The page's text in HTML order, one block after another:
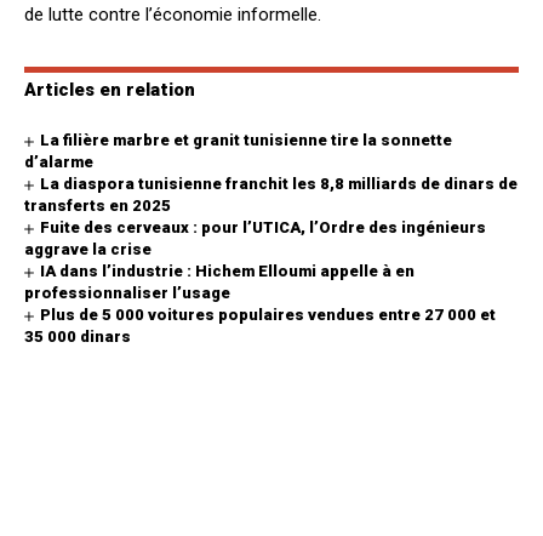
de lutte contre l’économie informelle.
Articles en relation
La filière marbre et granit tunisienne tire la sonnette
d’alarme
La diaspora tunisienne franchit les 8,8 milliards de dinars de
transferts en 2025
Fuite des cerveaux : pour l’UTICA, l’Ordre des ingénieurs
aggrave la crise
IA dans l’industrie : Hichem Elloumi appelle à en
professionnaliser l’usage
Plus de 5 000 voitures populaires vendues entre 27 000 et
35 000 dinars